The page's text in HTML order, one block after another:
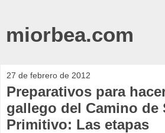
miorbea.com
27 de febrero de 2012
Preparativos para
gallego del Camino de
Primitivo: Las etapas